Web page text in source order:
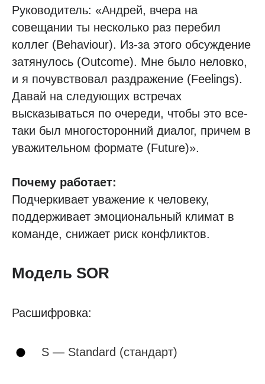
Руководитель: «Андрей, вчера на
совещании ты несколько раз перебил
коллег (Behaviour). Из-за этого обсуждение
затянулось (Outcome). Мне было неловко,
и я почувствовал раздражение (Feelings).
Давай на следующих встречах
высказываться по очереди, чтобы это все-
таки был многосторонний диалог, причем в
уважительном формате (Future)».
Почему работает:
Подчеркивает уважение к человеку,
поддерживает эмоциональный климат в
команде, снижает риск конфликтов.
Модель SOR
Расшифровка:
S — Standard (стандарт)